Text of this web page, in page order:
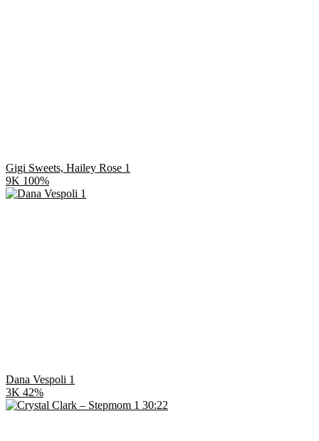
Gigi Sweets, Hailey Rose 1
9K 100%
Dana Vespoli 1
3K 42%
30:22